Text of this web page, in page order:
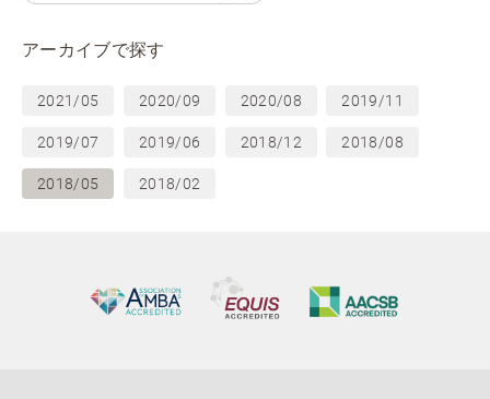
アーカイブで探す
2021/05 2020/09 2020/08 2019/11
2019/07 2019/06 2018/12 2018/08
2018/05 2018/02